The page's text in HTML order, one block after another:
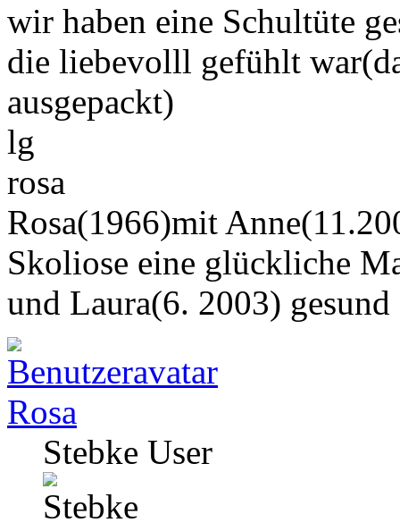
wir haben eine Schultüte
die liebevolll gefühlt
ausgepackt)
lg
rosa
Rosa(1966)mit
Skoliose eine glückliche
und Laura(6. 2003) gesund
Rosa
Stebke User